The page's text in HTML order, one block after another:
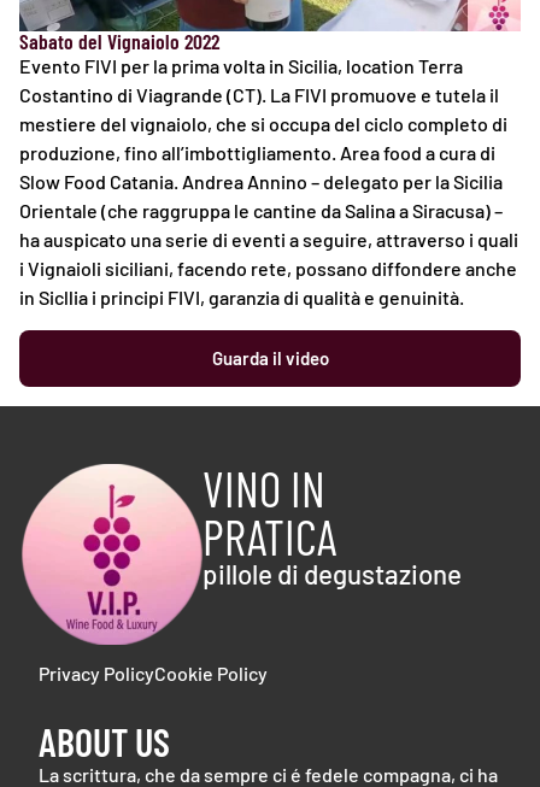
Sabato del Vignaiolo 2022
Evento FIVI per la prima volta in Sicilia, location Terra
Costantino di Viagrande (CT). La FIVI promuove e tutela il
mestiere del vignaiolo, che si occupa del ciclo completo di
produzione, fino all’imbottigliamento. Area food a cura di
Slow Food Catania. Andrea Annino – delegato per la Sicilia
Orientale (che raggruppa le cantine da Salina a Siracusa) –
ha auspicato una serie di eventi a seguire, attraverso i quali
i Vignaioli siciliani, facendo rete, possano diffondere anche
in Sicllia i principi FIVI, garanzia di qualità e genuinità.
Guarda il video
VINO IN
PRATICA
pillole di degustazione
Privacy PolicyCookie Policy
ABOUT US
La scrittura, che da sempre ci é fedele compagna, ci ha